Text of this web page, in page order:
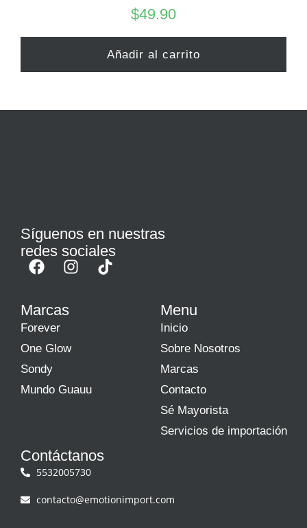
$49.90
Añadir al carrito
Síguenos en nuestras
redes sociales
Marcas
Forever
One Glow
Sondy
Mundo Guauu
Menu
Inicio
Sobre Nosotros
Marcas
Contacto
Sé Mayorista
Servicios de importación
Contáctanos
5532005730
contacto@emotionimport.com